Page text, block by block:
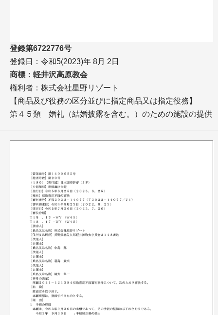
登録第6722776号
登録日：令和5(2023)年 8月 2日
商標：軽井沢高原教会
権利者：株式会社星野リゾート
【商品及び役務の区分並びに指定商品又は指定役務】
第４５類 婚礼（結婚披露を含む。）のための施設の提供